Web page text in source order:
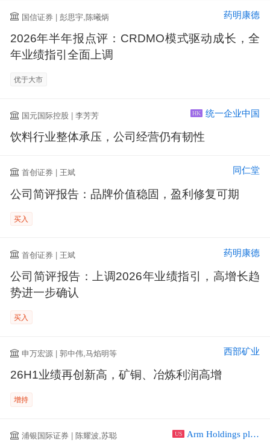
国信证券 | 彭思宇,陈曦炳 药明康德
2026年半年报点评：CRDMO模式驱动成长，全
年业绩指引全面上调
优于大市
国元国际控股 | 李芳芳 HK 统一企业中国
饮料行业整体承压，公司经营仍有韧性
首创证券 | 王斌 同仁堂
公司简评报告：品牌价值稳固，盈利修复可期
买入
首创证券 | 王斌 药明康德
公司简评报告：上调2026年业绩指引，高增长趋
势进一步确认
买入
申万宏源 | 郭中伟,马焰明等 西部矿业
26H1业绩再创新高，矿铜、冶炼利润高增
增持
浦银国际证券 | 陈耀波,苏聪 US Arm Holdings plc ADR